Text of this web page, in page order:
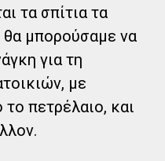
τα σπίτια τα
θα μπορούσαμε να
για τη
με
πετρέλαιο, και